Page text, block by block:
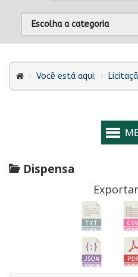
Você está aqui:
Dispensa